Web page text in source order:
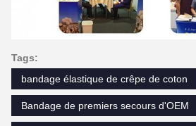
Tags:
bandage élastique de crêpe de coton
Bandage de premiers secours d'OEM